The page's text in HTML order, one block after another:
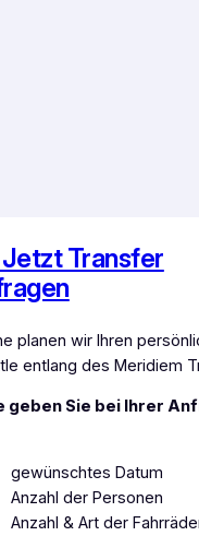
Jetzt Transfer
planen wir Ihren
entlang des Meridiem
geben Sie bei Ihrer
gewünschtes Datum
Anzahl der Personen
Anzahl & Art der